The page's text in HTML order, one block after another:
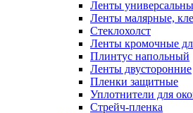
Ленты
Ленты малярные,
Стеклохолст
Ленты кромочные
Плинтус напольный
Ленты двусторонние
Пленки защитные
Уплотнители для
Стрейч-пленка